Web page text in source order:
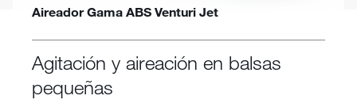
Aireador Gama ABS Venturi Jet
Agitación y aireación en balsas
pequeñas